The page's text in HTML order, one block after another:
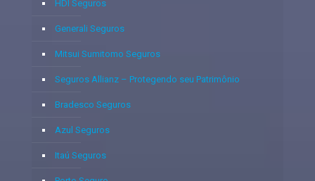
HDI Seguros
Generali Seguros
Mitsui Sumitomo Seguros
Seguros Allianz – Protegendo seu Patrimônio
Bradesco Seguros
Azul Seguros
Itaú Seguros